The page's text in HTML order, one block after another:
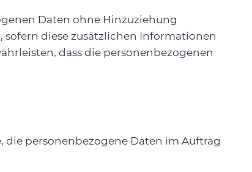
Daten ohne Hinzuziehung
diese zusätzlichen Informationen
dass die personenbezogenen
die personenbezogene Daten im Auftrag